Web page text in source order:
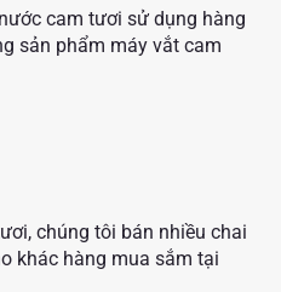
cam tươi sử dụng hàng
sản phẩm máy vắt cam
chúng tôi bán nhiều chai
khác hàng mua sắm tại